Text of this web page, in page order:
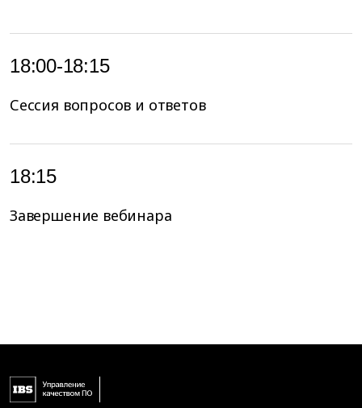
18:00-18:15
Сессия вопросов и ответов
18:15
Завершение вебинара